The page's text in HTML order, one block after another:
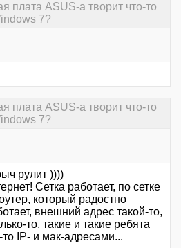
плата ASUS-а творит что-то
7?
плата ASUS-а творит что-то
7?
рулит ))))
Сетка работает, по сетке
который радостно
внешний адрес такой-то,
то, такие и такие ребята
IP- и мак-адресами...